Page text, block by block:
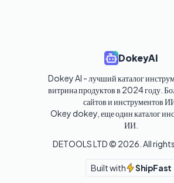
DokeyAI
Dokey AI - лучший каталог
витрина продуктов в 2024 году.
сайтов и инструментов
Okey dokey, еще один каталог
ИИ.
DETOOLS LTD © 2026 . All
Built with ShipFast